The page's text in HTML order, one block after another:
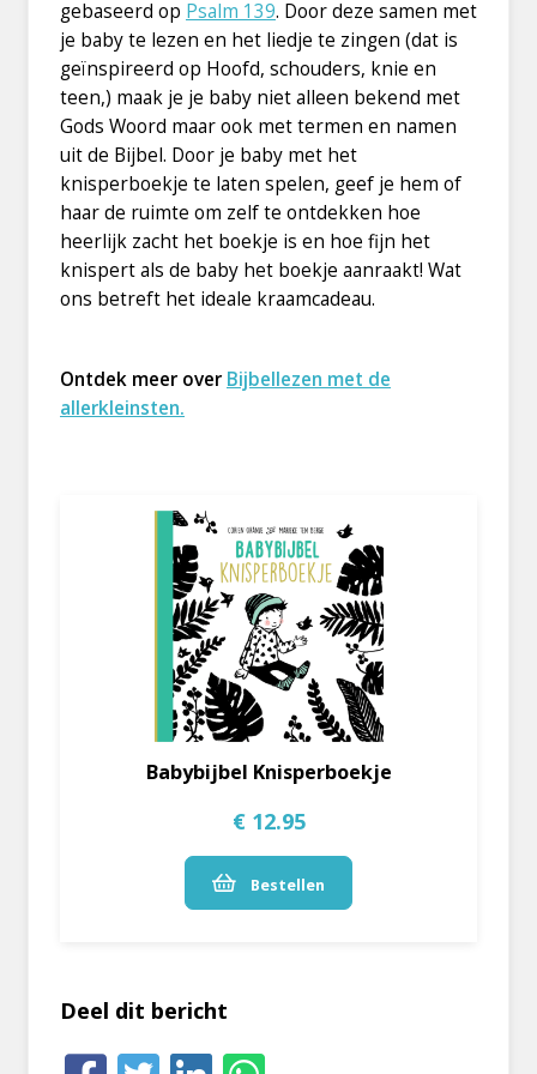
gebaseerd op Psalm 139. Door deze samen met
je baby te lezen en het liedje te zingen (dat is
geïnspireerd op Hoofd, schouders, knie en
teen,) maak je je baby niet alleen bekend met
Gods Woord maar ook met termen en namen
uit de Bijbel. Door je baby met het
knisperboekje te laten spelen, geef je hem of
haar de ruimte om zelf te ontdekken hoe
heerlijk zacht het boekje is en hoe fijn het
knispert als de baby het boekje aanraakt! Wat
ons betreft het ideale kraamcadeau.
Ontdek meer over Bijbellezen met de
allerkleinsten.
Babybijbel Knisperboekje
€ 12.95
Bestellen
Deel dit bericht